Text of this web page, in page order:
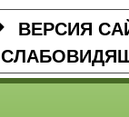
ВЕРСИЯ